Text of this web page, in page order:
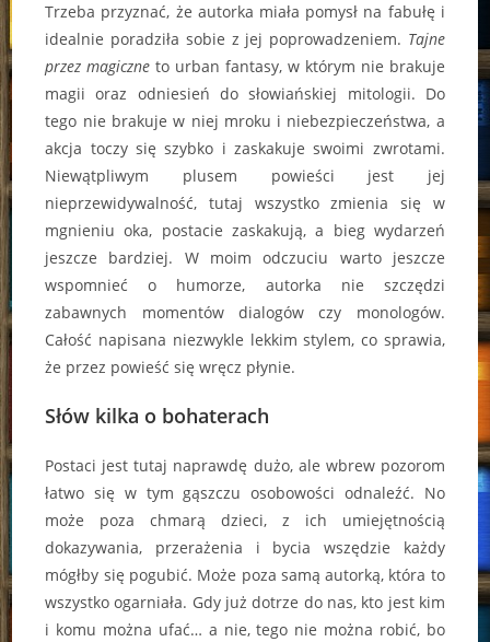
Trzeba przyznać, że autorka miała pomysł na fabułę i
idealnie poradziła sobie z jej poprowadzeniem. Tajne
przez magiczne to urban fantasy, w którym nie brakuje
magii oraz odniesień do słowiańskiej mitologii. Do
tego nie brakuje w niej mroku i niebezpieczeństwa, a
akcja toczy się szybko i zaskakuje swoimi zwrotami.
Niewątpliwym plusem powieści jest jej
nieprzewidywalność, tutaj wszystko zmienia się w
mgnieniu oka, postacie zaskakują, a bieg wydarzeń
jeszcze bardziej. W moim odczuciu warto jeszcze
wspomnieć o humorze, autorka nie szczędzi
zabawnych momentów dialogów czy monologów.
Całość napisana niezwykle lekkim stylem, co sprawia,
że przez powieść się wręcz płynie.
Słów kilka o bohaterach
Postaci jest tutaj naprawdę dużo, ale wbrew pozorom
łatwo się w tym gąszczu osobowości odnaleźć. No
może poza chmarą dzieci, z ich umiejętnością
dokazywania, przerażenia i bycia wszędzie każdy
mógłby się pogubić. Może poza samą autorką, która to
wszystko ogarniała. Gdy już dotrze do nas, kto jest kim
i komu można ufać… a nie, tego nie można robić, bo